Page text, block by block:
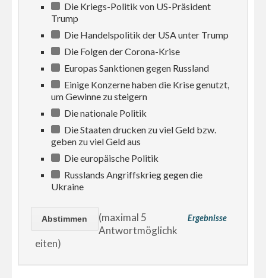
Die Kriegs-Politik von US-Präsident
Trump
Die Handelspolitik der USA unter Trump
Die Folgen der Corona-Krise
Europas Sanktionen gegen Russland
Einige Konzerne haben die Krise genutzt,
um Gewinne zu steigern
Die nationale Politik
Die Staaten drucken zu viel Geld bzw.
geben zu viel Geld aus
Die europäische Politik
Russlands Angriffskrieg gegen die
Ukraine
Ergebnisse
(maximal 5
Antwortmöglichk
eiten)